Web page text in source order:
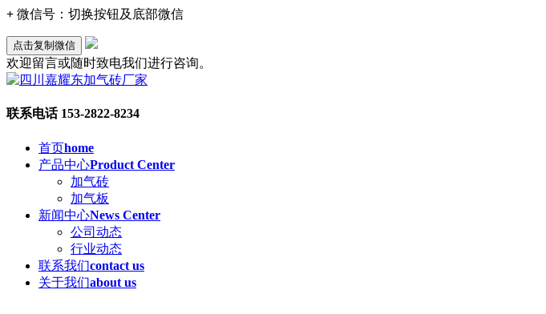
+ 微信号： 切换按钮及底部微信
点击复制微信
欢迎留言或随时致电我们进行咨询。
联系电话 153-2822-8234
首页home
产品中心Product Center
加气砖
加气板
新闻中心News Center
公司动态
行业动态
联系我们contact us
关于我们about us